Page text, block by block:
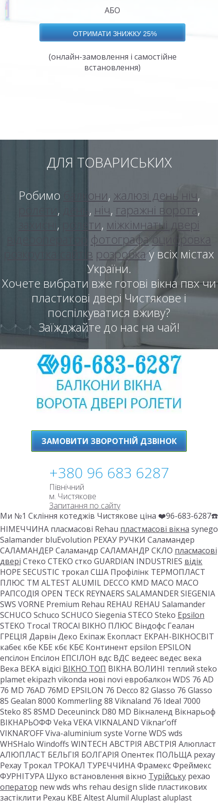
АБО
(онлайн-замовлення і самостійне
встановлення)
ДЛЯ ТОВАРИСЬКИХ
Робимо балкони, жалюзі день ніч,
, день, ніч, гаражні ворота,
, ролети, міжкімнатні двері
відеооператор фотографаоцифровка
розкрутка сайтів розробкау всіх містах
України.
Хочете вибрати вже готові вікна пвх чи
пластикові двері Чистякове і
поспілкуватися вживу?
Заїжджайте до нас на чай!
ЗАМОВИТИ ЗВОРОТНІЙ ДЗВІНОК
+380 96 683 6287
Північний
м. Чистякове
Запитання по сайту
Ми №1 Скління котеджів Чистякове ціна ❤️96-683-6287☎️
НІМЕЧЧИНА пласмасові Rehau пластмасові вікна synego
Salamander bluEvolution РЕХАУ РУЧКИ Саламандер
САЛАМАНДЕР Саламандр САЛАМАНДР СКЛО пласмасові
двері Стеко СТЕКО стко GUARDIAN INDUSTRIES відік
HOPE SECUSTIC трокал США Профілінк ТЕРМОПЛАСТ
ПЛЮС ТМ ALTEST ALUMIL DECCO KMD MACO MACO
РАПСОДІЯ OPEN TECK REYNAERS SALAMANDER SIEGENIA
SWS VORNE Premium Rehau REHAU REHAU Salamander
SCHUCO Schuco SCHUCO Siegenia STECO Steko Epsilon
STEKO Trocal TROCAl ВІКНО ПЛЮС Віндофс Геалан
ГРЕЦІЯ Дарвін Деко Екіпаж Екопласт ЕКРАН-ВІКНОСВІТ
кабеє кбе КБЕ кбє КБЄ Континент epsilon EPSILON
епсілон Епсілон ЕПСІЛОН вдс ВДС ведеес ведес века
Века ВЕКА відісі ВІКНО ТОП ВІКНА ВОЛИНІ теплий steko
plamet ekipazh vikonda нові novi евробалкон WDS 76 AD
76 MD 76AD 76MD EPSILON 76 Decco 82 Glasso 76 Glasso
85 Gealan 8000 Kommerling 88 Viknaland 76 Ideal 7000
Steko 8S 8SMD Deceuninck D80 MD Вікналенд Вікнарьоф
ВІКНАРЬОФФ Veka VEKA VIKNALAND Viknar’off
VIKNAR’OFF Viva-aluminium syste Vorne WDS wds
WHSHalo Windoffs WINTECH АВСТРІЯ АВСТРІЯ Алюпласт
АЛЮПЛАСТ БЕЛЬГІЯ БОЛГАРІЯ Опентек ПОЛЬЩА рехау
Рехау Трокал ТРОКАЛ ТУРЕЧЧИНА Фрамекс Фреймекс
ФУРНІТУРА Шуко встановлення вікно Турійську рехао
оператор new wds whs rehau design slide пластикових
застіклити Рехаu KBE Altest Alumil Aluplast aluplast